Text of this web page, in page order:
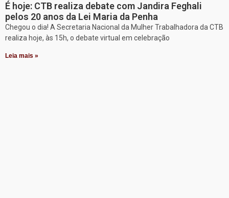
É hoje: CTB realiza debate com Jandira Feghali
pelos 20 anos da Lei Maria da Penha
Chegou o dia! A Secretaria Nacional da Mulher Trabalhadora da CTB
realiza hoje, às 15h, o debate virtual em celebração
Leia mais »